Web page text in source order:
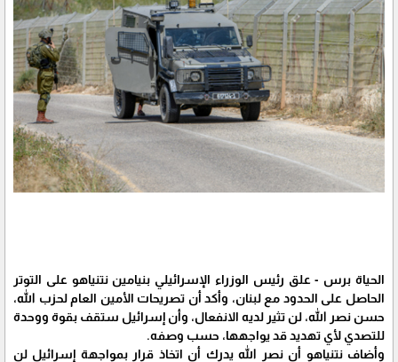
الحياة برس - علق رئيس الوزراء الإسرائيلي بنيامين نتنياهو على التوتر
الحاصل على الحدود مع لبنان، وأكد أن تصريحات الأمين العام لحزب الله،
حسن نصر الله، لن تثير لديه الانفعال، وأن إسرائيل ستقف بقوة ووحدة
للتصدي لأي تهديد قد يواجهها، حسب وصفه.
وأضاف نتنياهو أن نصر الله يدرك أن اتخاذ قرار بمواجهة إسرائيل لن